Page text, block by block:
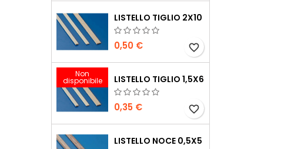
LISTELLO TIGLIO 2X10
0,50 € favorite_border
Non
disponibile LISTELLO TIGLIO 1,5X6
0,35 € favorite_border
LISTELLO NOCE 0,5X5